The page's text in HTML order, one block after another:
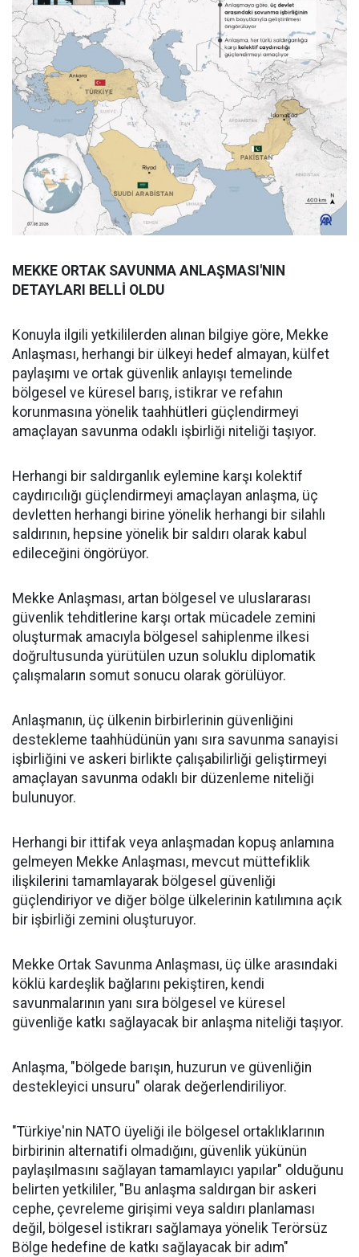
MEKKE ORTAK SAVUNMA ANLAŞMASI'NIN
DETAYLARI BELLİ OLDU
Konuyla ilgili yetkililerden alınan bilgiye göre, Mekke
Anlaşması, herhangi bir ülkeyi hedef almayan, külfet
paylaşımı ve ortak güvenlik anlayışı temelinde
bölgesel ve küresel barış, istikrar ve refahın
korunmasına yönelik taahhütleri güçlendirmeyi
amaçlayan savunma odaklı işbirliği niteliği taşıyor.
Herhangi bir saldırganlık eylemine karşı kolektif
caydırıcılığı güçlendirmeyi amaçlayan anlaşma, üç
devletten herhangi birine yönelik herhangi bir silahlı
saldırının, hepsine yönelik bir saldırı olarak kabul
edileceğini öngörüyor.
Mekke Anlaşması, artan bölgesel ve uluslararası
güvenlik tehditlerine karşı ortak mücadele zemini
oluşturmak amacıyla bölgesel sahiplenme ilkesi
doğrultusunda yürütülen uzun soluklu diplomatik
çalışmaların somut sonucu olarak görülüyor.
Anlaşmanın, üç ülkenin birbirlerinin güvenliğini
destekleme taahhüdünün yanı sıra savunma sanayisi
işbirliğini ve askeri birlikte çalışabilirliği geliştirmeyi
amaçlayan savunma odaklı bir düzenleme niteliği
bulunuyor.
Herhangi bir ittifak veya anlaşmadan kopuş anlamına
gelmeyen Mekke Anlaşması, mevcut müttefiklik
ilişkilerini tamamlayarak bölgesel güvenliği
güçlendiriyor ve diğer bölge ülkelerinin katılımına açık
bir işbirliği zemini oluşturuyor.
Mekke Ortak Savunma Anlaşması, üç ülke arasındaki
köklü kardeşlik bağlarını pekiştiren, kendi
savunmalarının yanı sıra bölgesel ve küresel
güvenliğe katkı sağlayacak bir anlaşma niteliği taşıyor.
Anlaşma, "bölgede barışın, huzurun ve güvenliğin
destekleyici unsuru" olarak değerlendiriliyor.
"Türkiye'nin NATO üyeliği ile bölgesel ortaklıklarının
birbirinin alternatifi olmadığını, güvenlik yükünün
paylaşılmasını sağlayan tamamlayıcı yapılar" olduğunu
belirten yetkililer, "Bu anlaşma saldırgan bir askeri
cephe, çevreleme girişimi veya saldırı planlaması
değil, bölgesel istikrarı sağlamaya yönelik Terörsüz
Bölge hedefine de katkı sağlayacak bir adım"